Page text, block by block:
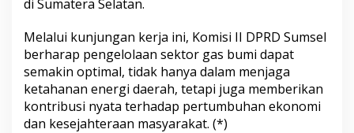
di Sumatera Selatan.
Melalui kunjungan kerja ini, Komisi II DPRD Sumsel
berharap pengelolaan sektor gas bumi dapat
semakin optimal, tidak hanya dalam menjaga
ketahanan energi daerah, tetapi juga memberikan
kontribusi nyata terhadap pertumbuhan ekonomi
dan kesejahteraan masyarakat. (*)